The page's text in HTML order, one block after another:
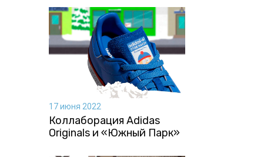
17 июня 2022
Коллаборация Аdidas
Originals и «Южный Парк»